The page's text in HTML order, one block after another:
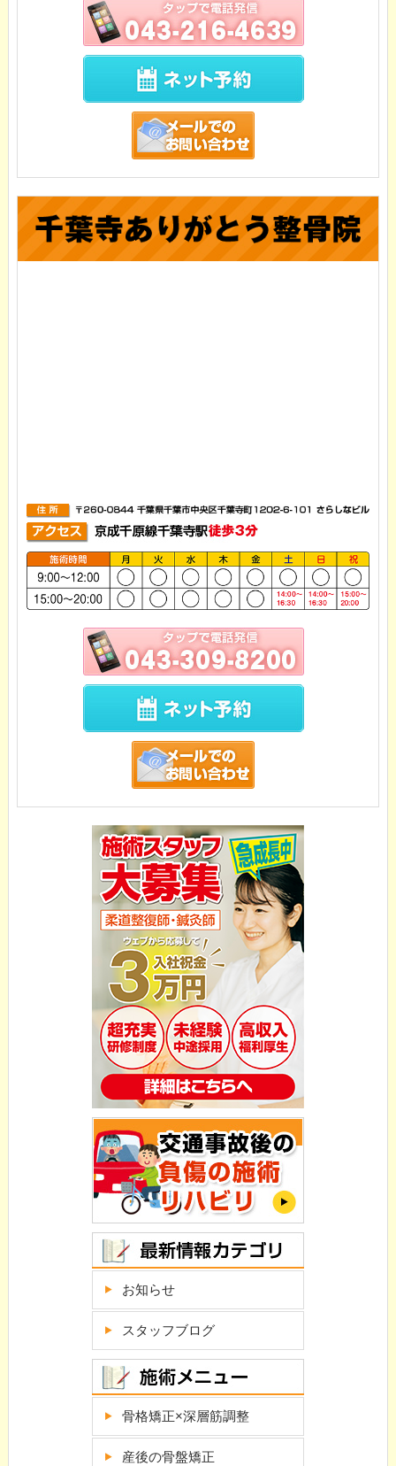
お知らせ
スタッフブログ
骨格矯正×深層筋調整
産後の骨盤矯正